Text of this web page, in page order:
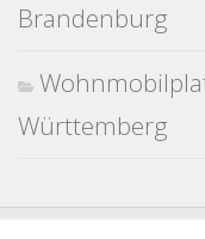
Brandenburg
Württemberg